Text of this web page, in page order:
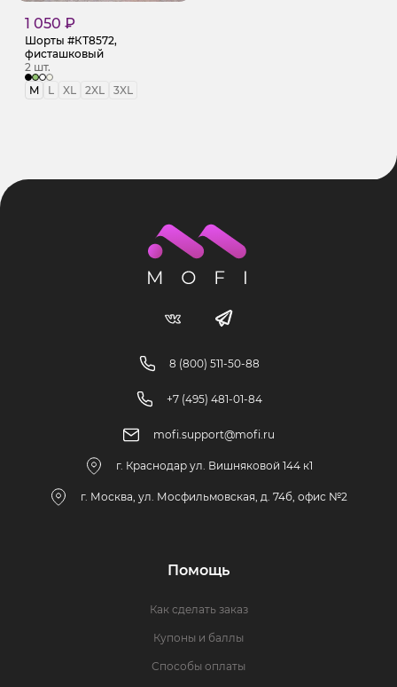
1 050 ₽
Шорты #КТ8572,
фисташковый
2 шт.
M
L XL 2XL 3XL
8 (800) 511-50-88
+7 (495) 481-01-84
mofi.support@mofi.ru
г. Краснодар ул. Вишняковой 144 к1
г. Москва, ул. Мосфильмовская, д. 74б, офис №2
Помощь
Как сделать заказ
Купоны и баллы
Способы оплаты